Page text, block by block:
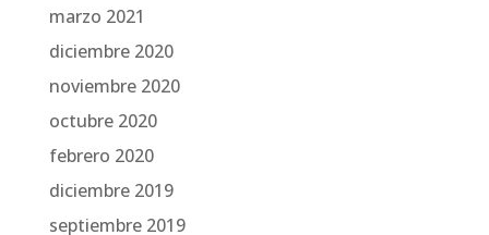
marzo 2021
diciembre 2020
noviembre 2020
octubre 2020
febrero 2020
diciembre 2019
septiembre 2019